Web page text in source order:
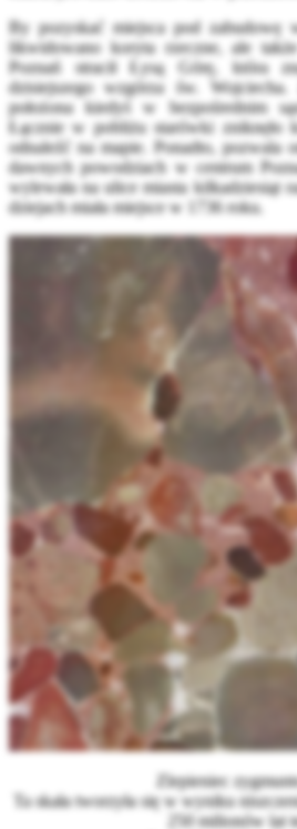
By pozyskać miejsca pod
likwidowano koryta rzeczne, ale
Poznań stracił Łysą Górę, która
dzisiejszego wzgórza św.
położona kiedyś w bezpośrednim
Łącznie w pobliżu starówki zniknęło
odnaleźć na mapie. Ponadto, pozwala
dawnych powodziach w centrum
wylewała na ulice miasta kilkadziesiąt
dziejach miała miejsce w 1736 roku.
Zlepieniec
Ta skała tworzyła się w wyniku
250 milionów lat